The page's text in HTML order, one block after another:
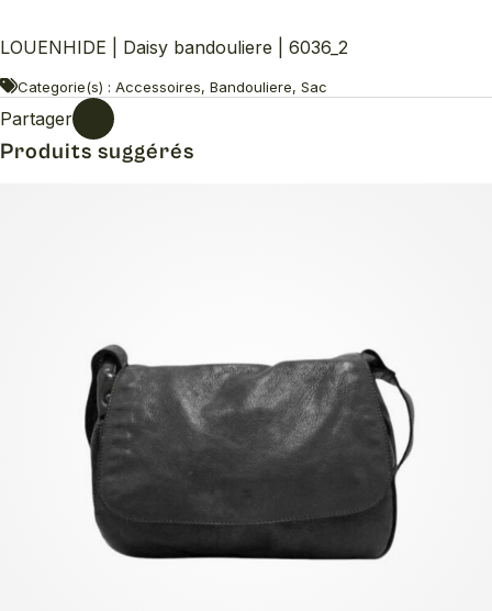
LOUENHIDE | Daisy bandouliere | 6036_2
Categorie(s) : Accessoires, Bandouliere, Sac
Partager
Produits suggérés